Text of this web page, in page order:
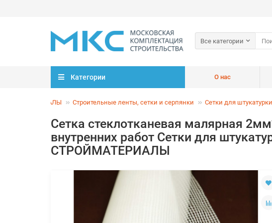
Все категории
Категории О нас
СТРОЙМАТЕРИАЛЫ Строительные ленты, сетки и серпянки Сетки для штукатурки
Сетка стеклотканевая малярная
внутренних работ Сетки для
СТРОЙМАТЕРИАЛЫ